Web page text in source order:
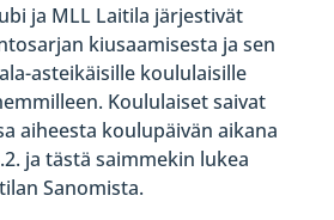
ja MLL Laitila järjestivät
kiusaamisesta ja sen
asteikäisille koululaisille
Koululaiset saivat
aiheesta koulupäivän aikana
ja tästä saimmekin lukea
Sanomista.